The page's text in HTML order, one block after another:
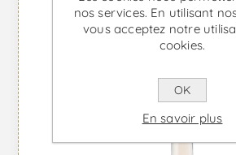
nos services. En utilisant
vous acceptez notre
cookies.
OK
En savoir plus